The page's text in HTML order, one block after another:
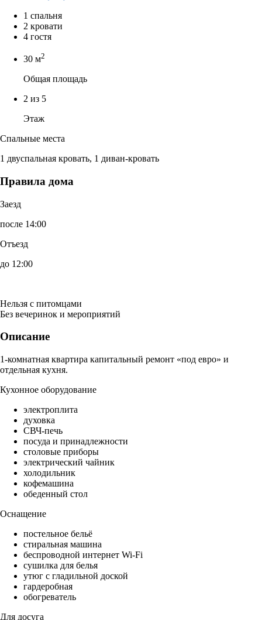
1 спальня
2 кровати
4 гостя
30 м2
Общая площадь
2 из 5
Этаж
Спальные места
1 двуспальная кровать, 1 диван-кровать
Правила дома
Заезд
после 14:00
Отъезд
до 12:00
Нельзя с питомцами
Без вечеринок и мероприятий
Описание
1-комнатная квартира капитальный ремонт «под евро» и
отдельная кухня.
Кухонное оборудование
электроплита
духовка
СВЧ-печь
посуда и принадлежности
столовые приборы
электрический чайник
холодильник
кофемашина
обеденный стол
Оснащение
постельное бельё
стиральная машина
беспроводной интернет Wi-Fi
сушилка для белья
утюг с гладильной доской
гардеробная
обогреватель
Для досуга